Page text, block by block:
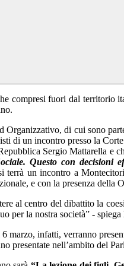
compresi fuori dal territorio
di cui sono
di un incontro presso la
Sergio Mattarella e
Questo con decisioni
terrà un incontro a
e con la presenza della
al centro del dibattito la
per la nostra società” - spiega
6 marzo, infatti, verranno
nell’ambito del